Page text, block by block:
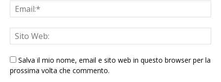
Salva il mio nome, email e sito web in questo browser per la
prossima volta che commento.